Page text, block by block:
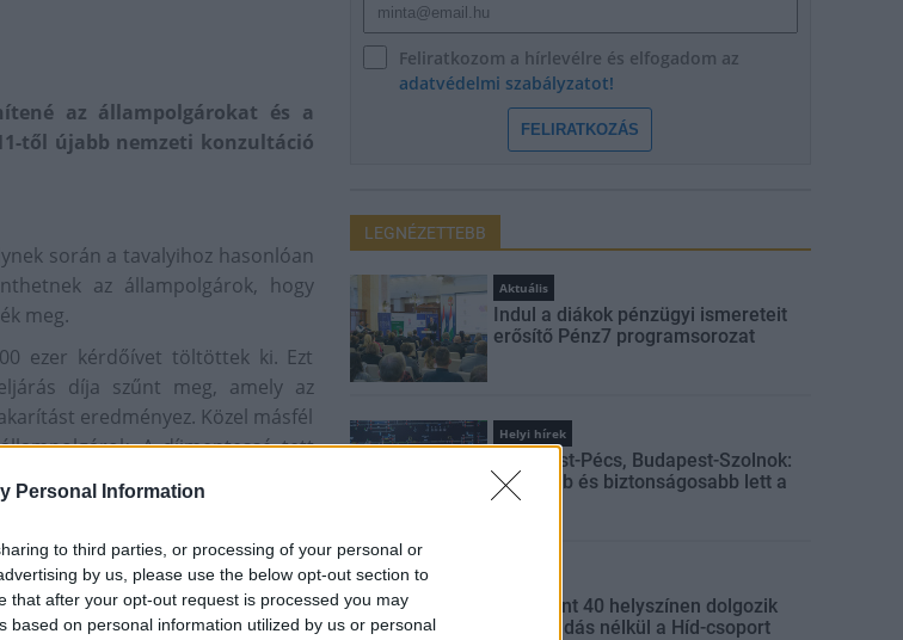
Personal Information
to third parties, or processing of your personal or
by us, please use the below opt-out section to
that after your opt-out request is processed you may
based on personal information utilized by us or personal
az állampolgárokat és a
től újabb nemzeti konzultáció
során a tavalyihoz hasonlóan
az állampolgárok, hogy
meg.
ezer kérdőívet töltöttek ki. Ezt
díja szűnt meg, amely az
eredményez. Közel másfél
A díjmentessé tett
Ennek része a már díjmentes
eredményezett az
Feliratkozom a hírlevélre és elfogadom az
adatvédelmi szabályzatot!
FELIRATKOZÁS
LEGNÉZETTEBB
Aktuális
Indul a diákok pénzügyi ismereteit
erősítő Pénz7 programsorozat
Helyi hírek
Budapest-Pécs, Budapest-Szolnok:
gyorsabb és biztonságosabb lett a
vasút
Több mint 40 helyszínen dolgozik
fennakadás nélkül a Híd-csoport